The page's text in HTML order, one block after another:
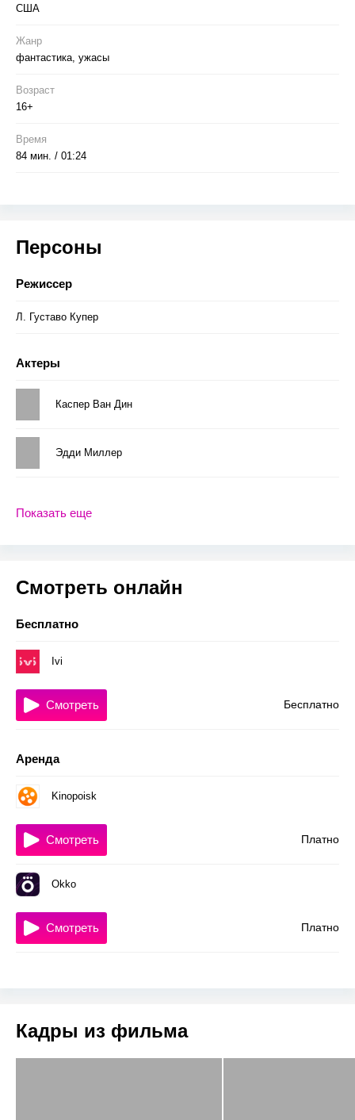
США
Жанр
фантастика, ужасы
Возраст
16+
Время
84 мин. / 01:24
Персоны
Режиссер
Л. Густаво Купер
Актеры
Каспер Ван Дин
Эдди Миллер
Показать еще
Смотреть онлайн
Бесплатно
Ivi
Бесплатно
Смотреть
Аренда
Kinopoisk
Платно
Смотреть
Okko
Платно
Смотреть
Кадры из фильма